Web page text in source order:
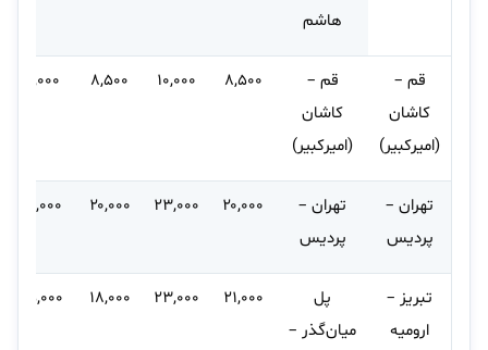
هاشم
قم –
کاشان
(امیرکبیر)
قم –
کاشان
(امیرکبیر)
۸,۵۰۰ ۱۰,۰۰۰ ۸,۵۰۰ ۱۰,۰۰۰
تهران –
پردیس
تهران –
پردیس
۲۰,۰۰۰ ۲۳,۰۰۰ ۲۰,۰۰۰ ۳۶,۰۰۰
تبریز –
ارومیه
پل
میان‌گذر –
۲۱,۰۰۰ ۲۳,۰۰۰ ۱۸,۰۰۰ ۳۵,۰۰۰